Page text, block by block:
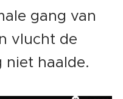
gang van
vlucht de
niet haalde.